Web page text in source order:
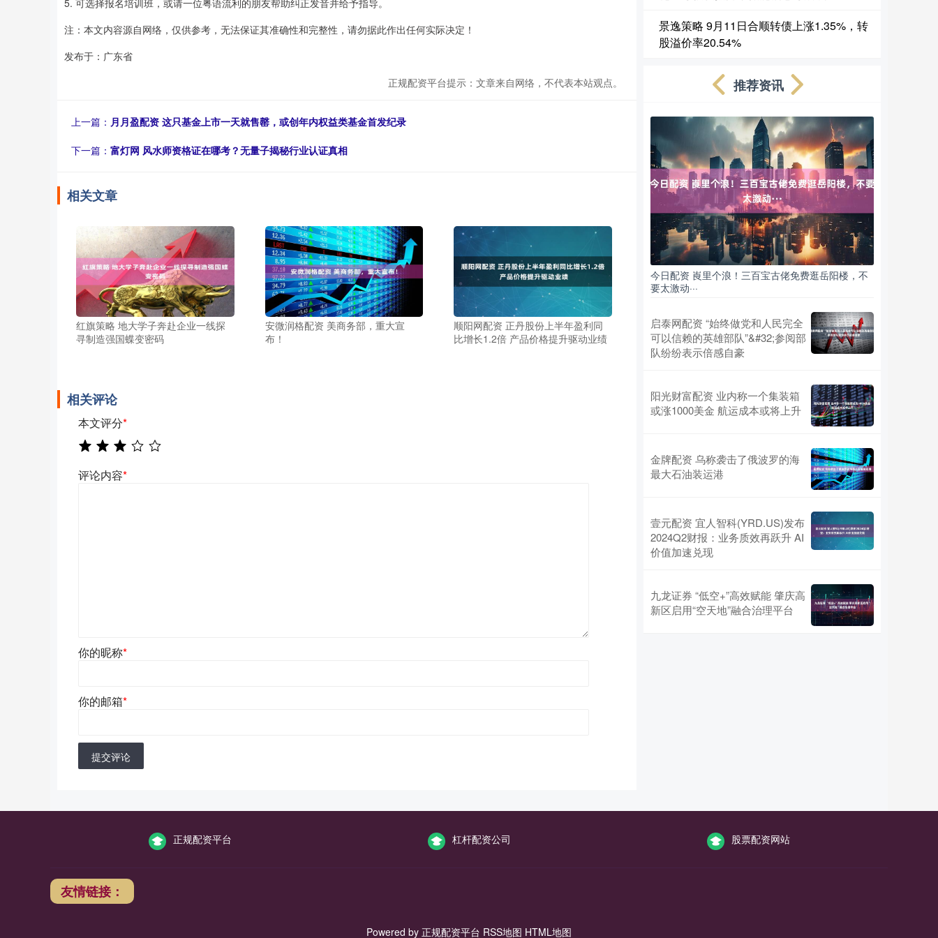
5. 可选择报名培训班，或请一位粤语流利的朋友帮助纠正发音并给予指导。
注：本文内容源自网络，仅供参考，无法保证其准确性和完整性，请勿据此作出任何实际决定！
发布于：广东省
正规配资平台提示：文章来自网络，不代表本站观点。
上一篇： 月月盈配资 这只基金上市一天就售罄，或创年内权益类基金首发纪录
下一篇： 富灯网 风水师资格证在哪考？无量子揭秘行业认证真相
相关文章
红旗策略 地大学子奔赴企业一线探
寻制造强国蝶变密码
安微润格配资 美商务部，重大宣
布！
顺阳网配资 正丹股份上半年盈利同
比增长1.2倍 产品价格提升驱动业绩
相关评论
本文评分*
评论内容*
你的昵称*
你的邮箱*
提交评论
景逸策略 9月11日合顺转债上涨1.35%，转
股溢价率20.54%
推荐资讯
今日配资 崀里个浪！三百宝古佬免费逛岳阳楼，不
要太激动···
启泰网配资 “始终做党和人民完全
可以信赖的英雄部队”&#32;参阅部
队纷纷表示倍感自豪
阳光财富配资 业内称一个集装箱
或涨1000美金 航运成本或将上升
金牌配资 乌称袭击了俄波罗的海
最大石油装运港
壹元配资 宜人智科(YRD.US)发布
2024Q2财报：业务质效再跃升 AI
价值加速兑现
九龙证券 “低空+”高效赋能 肇庆高
新区启用“空天地”融合治理平台
正规配资平台 杠杆配资公司 股票配资网站
友情链接：
Powered by 正规配资平台 RSS地图 HTML地图